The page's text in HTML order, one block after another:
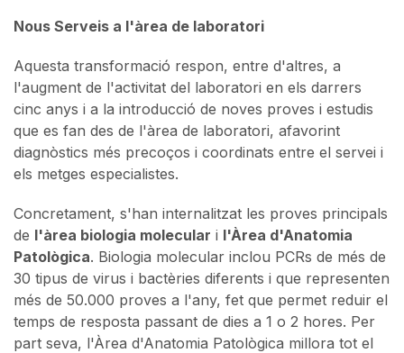
Nous Serveis a l'àrea de laboratori
Aquesta transformació respon, entre d'altres, a
l'augment de l'activitat del laboratori en els darrers
cinc anys i a la introducció de noves proves i estudis
que es fan des de l'àrea de laboratori, afavorint
diagnòstics més precoços i coordinats entre el servei i
els metges especialistes.
Concretament, s'han internalitzat les proves principals
de l'àrea biologia molecular i l'Àrea d'Anatomia
Patològica. Biologia molecular inclou PCRs de més de
30 tipus de virus i bactèries diferents i que representen
més de 50.000 proves a l'any, fet que permet reduir el
temps de resposta passant de dies a 1 o 2 hores. Per
part seva, l'Àrea d'Anatomia Patològica millora tot el